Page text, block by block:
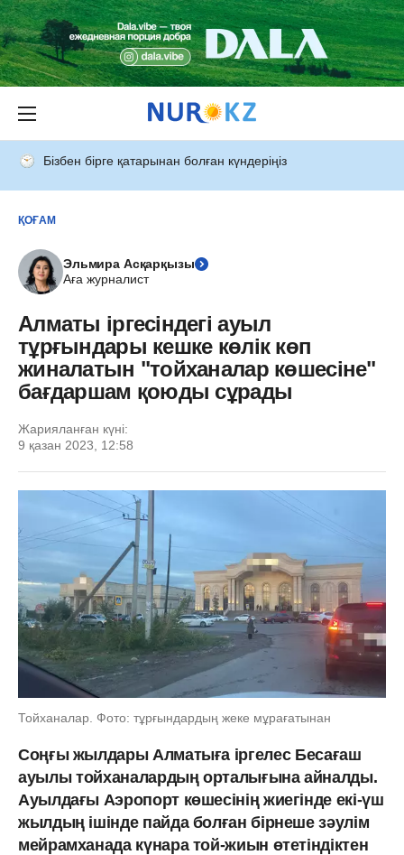
Бізбен бірге қатарынан болған күндеріңіз
ҚОҒАМ
Эльмира Асқарқызы
Аға журналист
Алматы іргесіндегі ауыл
тұрғындары кешке көлік көп
жиналатын "тойханалар көшесіне"
бағдаршам қоюды сұрады
Жарияланған күні:
9 қазан 2023, 12:58
Тойханалар. Фото: тұрғындардың жеке мұрағатынан
Соңғы жылдары Алматыға іргелес Бесағаш
ауылы тойханалардың орталығына айналды.
Ауылдағы Аэропорт көшесінің жиегінде екі-үш
жылдың ішінде пайда болған бірнеше зәулім
мейрамханада күнара той-жиын өтетіндіктен